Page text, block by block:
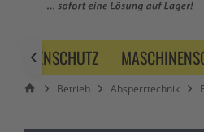

Betrieb Absperrtechnik